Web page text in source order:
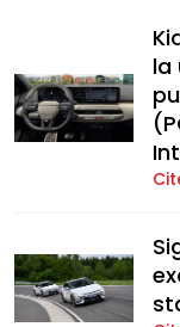
la